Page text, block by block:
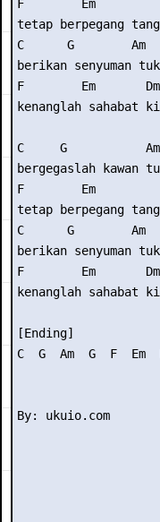
F        Em
tetap berpegang
C      G        Am
berikan senyuman
F        Em
kenanglah sahabat
C     G
bergegaslah kawan
F        Em
tetap berpegang
C      G        Am
berikan senyuman
F        Em
kenanglah sahabat
[Ending]
C  G  Am  G  F  Em